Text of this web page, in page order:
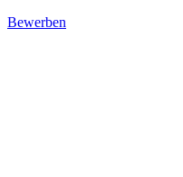
Bewerben